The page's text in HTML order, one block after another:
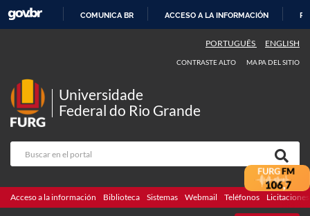
CONTENIDO
COMUNICA BR ACCESO A LA INFORMACIÓN
PORTUGUÊS ENGLISH
CONTRASTE ALTO MAPA DEL SITIO
Universidade
Federal do Rio Grande
Acceso a la información Biblioteca Sistemas Webmail Teléfonos Licitaciones